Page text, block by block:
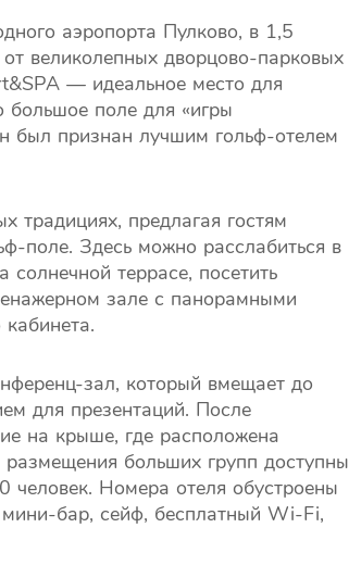
аэропорта Пулково, в 1,5
великолепных дворцово-парковых
— идеальное место для
большое поле для «игры
был признан лучшим гольф-отелем
традициях, предлагая гостям
поле. Здесь можно расслабиться в
террасе, посетить
зале с панорамными
зал, который вмещает до
для презентаций. После
на крыше, где расположена
больших групп доступны
человек. Номера отеля обустроены
бар, сейф, бесплатный Wi-Fi,